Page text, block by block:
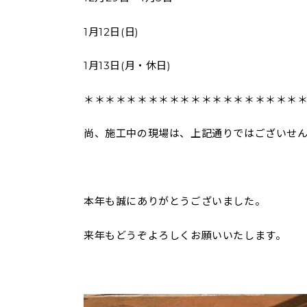
1月12日(日)
1月13日(月・休日)
＊＊＊＊＊＊＊＊＊＊＊＊＊＊＊＊＊＊＊＊
尚、施工中の現場は、上記通りではございせ
本年も誠にありがとうございました。
来年もどうぞよろしくお願いいたします。